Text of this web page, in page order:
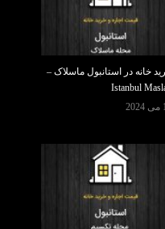
خانه در استانبول ماسلاک –
Istanbul